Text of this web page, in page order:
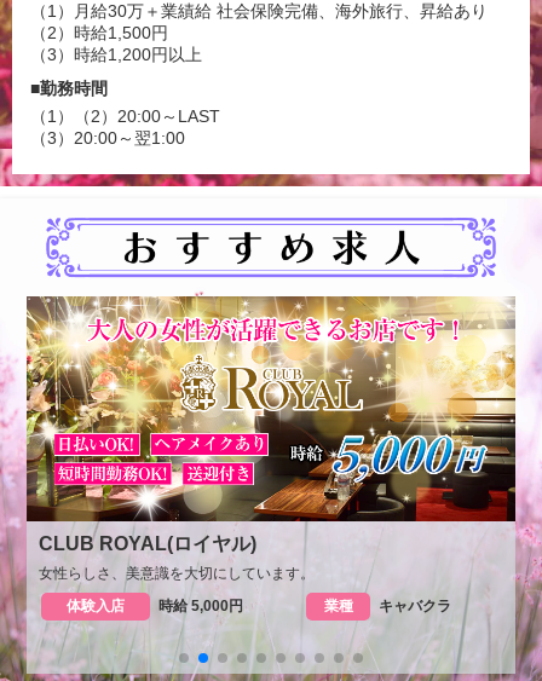
（1）月給30万＋業績給 社会保険完備、海外旅行、昇給あり
（2）時給1,500円
（3）時給1,200円以上
■勤務時間
（1）（2）20:00～LAST
（3）20:00～翌1:00
CLUB ROYAL(ロイヤル)
女性らしさ、美意識を大切にしています。
体験入店
時給 5,000円 業種 キャバクラ